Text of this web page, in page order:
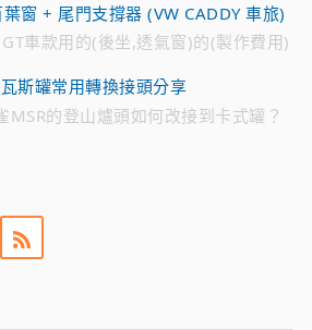
編號的油管 不知有無通用 感恩
窗 + 尾門支撐器 (VW CADDY 車旅)
車款用的(後坐,透氣窗)的(製作費用)
多少? Line 0952xxx7xx 李小姐
斯罐常用轉換接頭分享
MSR的登山爐頭如何改接到卡式罐？